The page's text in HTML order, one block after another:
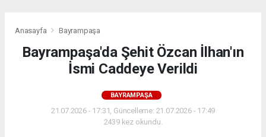
Anasayfa Bayrampaşa
Bayrampaşa'da Şehit Özcan İlhan'ın
İsmi Caddeye Verildi
BAYRAMPAŞA
21.07.2026 - 17:31, Güncelleme: 21.07.2026 - 17:49
2439 kez okundu.